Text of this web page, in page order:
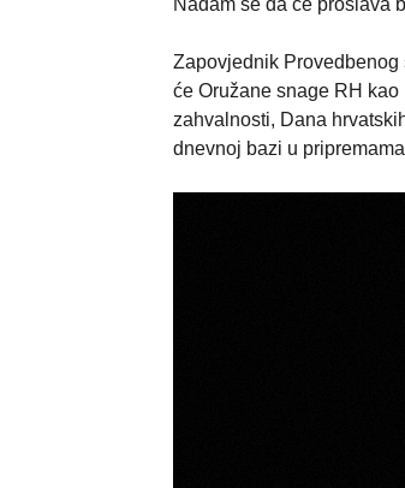
Zapovjednik
će Oružane snage RH
zahvalnosti, Dana
dnevnoj bazi u